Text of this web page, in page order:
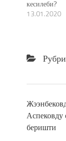
кесилеби?
13.01.2020
Аспековду
беришти